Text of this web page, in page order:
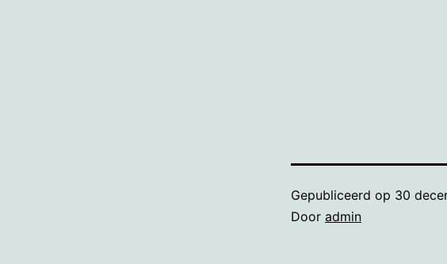
Gepubliceerd op 30
Door admin